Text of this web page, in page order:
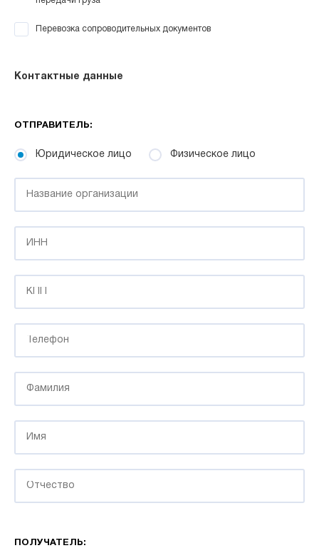
Перевозка сопроводительных документов
Контактные данные
ОТПРАВИТЕЛЬ:
Юридическое лицо Физическое лицо
ПОЛУЧАТЕЛЬ: